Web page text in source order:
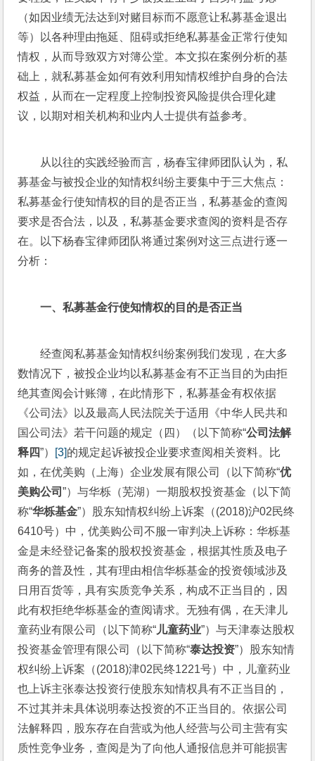
（如因业绩无法达到对赌目标而不愿意让私募基金退出
等）以各种理由拖延、阻碍或拒绝私募基金正常行使知
情权，从而导致双方对簿公堂。本文拟在案例分析的基
础上，就私募基金如何有效利用知情权维护自身的合法
权益，从而在一定程度上控制投资风险提供合理化建
议，以期对相关机构和业内人士提供有益参考。
从以往的实践经验而言，杨春宝律师团队认为，私
募基金与被投企业的知情权纠纷主要集中于三大焦点：
私募基金行使知情权的目的是否正当，私募基金的查阅
要求是否合法，以及，私募基金要求查阅的资料是否存
在。以下杨春宝律师团队将通过案例对这三点进行逐一
分析：
一、私募基金行使知情权的目的是否正当
经查阅私募基金知情权纠纷案例我们发现，在大多
数情况下，被投企业均以私募基金有不正当目的为由拒
绝其查阅会计账簿，在此情形下，私募基金有权依据
《公司法》以及最高人民法院关于适用《中华人民共和
国公司法》若干问题的规定（四）（以下简称“公司法解
释四”） [3]的规定起诉被投企业要求查阅相关资料。比
如，在优美购（上海）企业发展有限公司（以下简称“优
美购公司”）与华栎（芜湖）一期股权投资基金（以下简
称“华栎基金”）股东知情权纠纷上诉案（(2018)沪02民终
6410号）中，优美购公司不服一审判决上诉称：华栎基
金是未经登记备案的股权投资基金，根据其性质及电子
商务的普及性，其有理由相信华栎基金的投资领域涉及
日用百货等，具有实质竞争关系，构成不正当目的，因
此有权拒绝华栎基金的查阅请求。无独有偶，在天津儿
童药业有限公司（以下简称“儿童药业”）与天津泰达股权
投资基金管理有限公司（以下简称“泰达投资”）股东知情
权纠纷上诉案（(2018)津02民终1221号）中，儿童药业
也上诉主张泰达投资行使股东知情权具有不正当目的，
不过其并未具体说明泰达投资的不正当目的。依据公司
法解释四，股东存在自营或为他人经营与公司主营有实
质性竞争业务，查阅是为了向他人通报信息并可能损害